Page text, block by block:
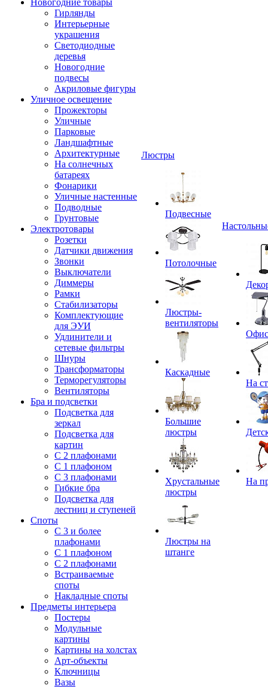
Новогодние товары
Гирлянды
Интерьерные
украшения
Светодиодные
деревья
Новогодние
подвесы
Акриловые фигуры
Уличное освещение
Прожекторы
Уличные
Парковые
Ландшафтные
Архитектурные
На солнечных
батареях
Фонарики
Уличные настенные
Подводные
Грунтовые
Электротовары
Розетки
Датчики движения
Звонки
Выключатели
Диммеры
Рамки
Стабилизаторы
Комплектующие
для ЭУИ
Удлинители и
сетевые фильтры
Шнуры
Трансформаторы
Терморегуляторы
Вентиляторы
Бра и подсветки
Подсветка для
зеркал
Подсветка для
картин
С 2 плафонами
С 1 плафоном
С 3 плафонами
Гибкие бра
Подсветка для
лестниц и ступеней
Споты
С 3 и более
плафонами
С 1 плафоном
С 2 плафонами
Встраиваемые
споты
Накладные споты
Предметы интерьера
Постеры
Модульные
картины
Картины на холстах
Арт-объекты
Ключницы
Вазы
Люстры
Подвесные
Потолочные
Люстры-
вентиляторы
Каскадные
Большие
люстры
Хрустальные
люстры
Люстры на
штанге
На
На